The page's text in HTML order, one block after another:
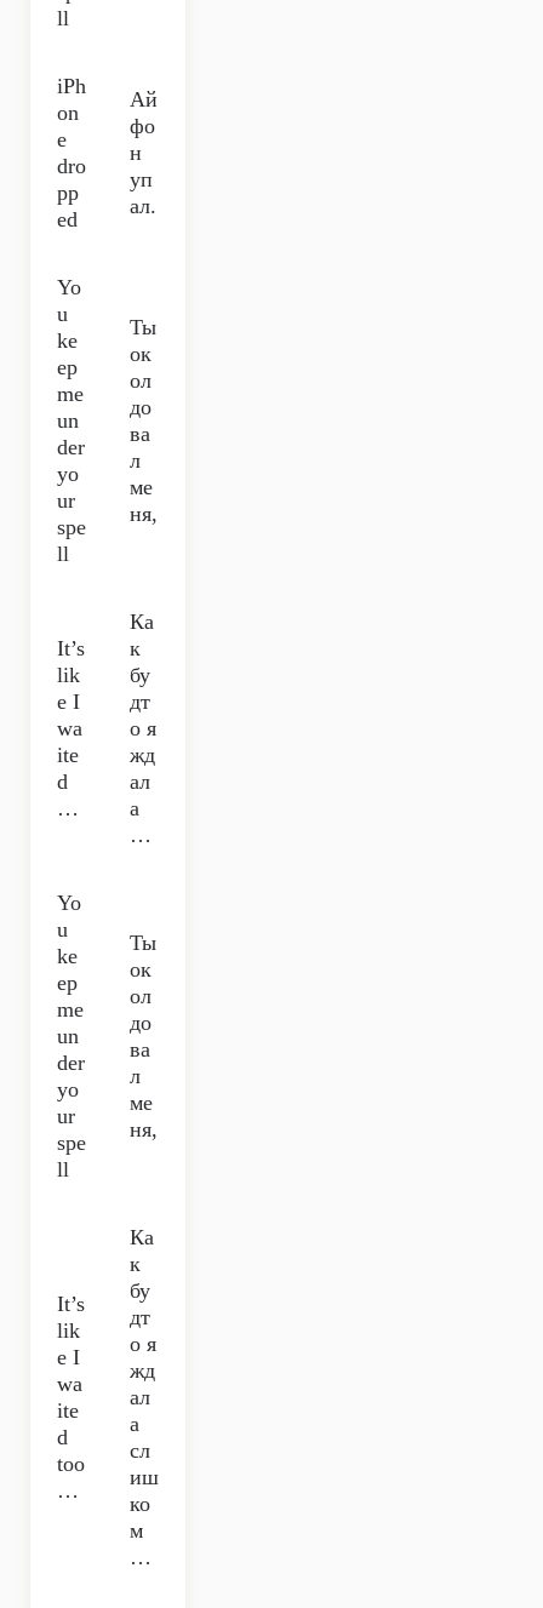
ll
iPh
on
e
dro
pp
ed
Ай
фо
н
уп
ал.
Yo
u
ke
ep
me
un
der
yo
ur
spe
ll
Ты
ок
ол
до
ва
л
ме
ня,
It’s
lik
e I
wa
ite
d
…
Ка
к
бу
дт
о я
жд
ал
а
…
Yo
u
ke
ep
me
un
der
yo
ur
spe
ll
Ты
ок
ол
до
ва
л
ме
ня,
It’s
lik
e I
wa
ite
d
too
…
Ка
к
бу
дт
о я
жд
ал
а
сл
иш
ко
м
…